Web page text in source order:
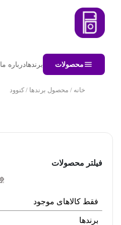
محصولات برندهادرباره ما
خانه / محصول برندها / کنوود
فیلتر محصولات
فقط کالاهای موجود
برندها